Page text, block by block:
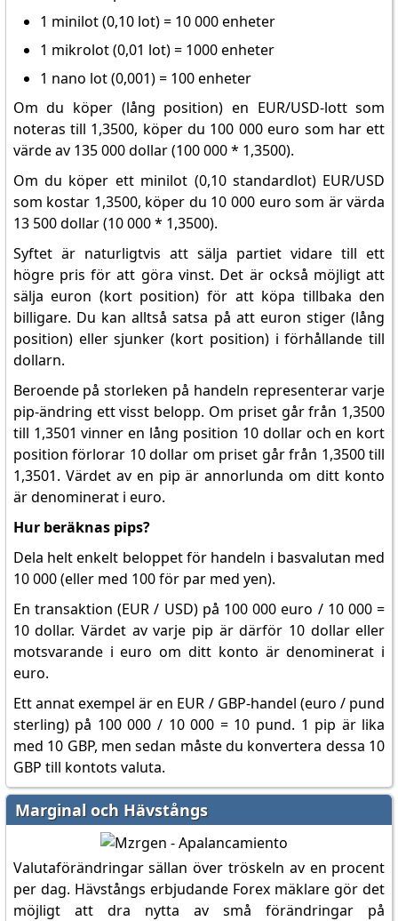
1 minilot (0,10 lot) = 10 000 enheter
1 mikrolot (0,01 lot) = 1000 enheter
1 nano lot (0,001) = 100 enheter
Om du köper (lång position) en EUR/USD-lott som
noteras till 1,3500, köper du 100 000 euro som har ett
värde av 135 000 dollar (100 000 * 1,3500).
Om du köper ett minilot (0,10 standardlot) EUR/USD
som kostar 1,3500, köper du 10 000 euro som är värda
13 500 dollar (10 000 * 1,3500).
Syftet är naturligtvis att sälja partiet vidare till ett
högre pris för att göra vinst. Det är också möjligt att
sälja euron (kort position) för att köpa tillbaka den
billigare. Du kan alltså satsa på att euron stiger (lång
position) eller sjunker (kort position) i förhållande till
dollarn.
Beroende på storleken på handeln representerar varje
pip-ändring ett visst belopp. Om priset går från 1,3500
till 1,3501 vinner en lång position 10 dollar och en kort
position förlorar 10 dollar om priset går från 1,3500 till
1,3501. Värdet av en pip är annorlunda om ditt konto
är denominerat i euro.
Hur beräknas pips?
Dela helt enkelt beloppet för handeln i basvalutan med
10 000 (eller med 100 för par med yen).
En transaktion (EUR / USD) på 100 000 euro / 10 000 =
10 dollar. Värdet av varje pip är därför 10 dollar eller
motsvarande i euro om ditt konto är denominerat i
euro.
Ett annat exempel är en EUR / GBP-handel (euro / pund
sterling) på 100 000 / 10 000 = 10 pund. 1 pip är lika
med 10 GBP, men sedan måste du konvertera dessa 10
GBP till kontots valuta.
Marginal och Hävstångs
Valutaförändringar sällan över tröskeln av en procent
per dag. Hävstångs erbjudande Forex mäklare gör det
möjligt att dra nytta av små förändringar på